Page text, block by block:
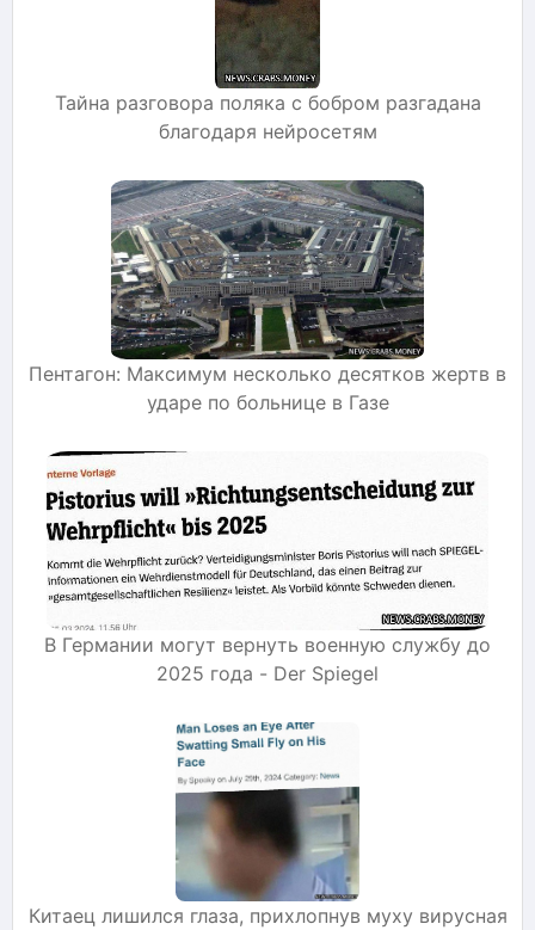
Тайна разговора поляка с бобром разгадана
благодаря нейросетям
Пентагон: Максимум несколько десятков жертв в
ударе по больнице в Газе
В Германии могут вернуть военную службу до
2025 года - Der Spiegel
Китаец лишился глаза, прихлопнув муху вирусная